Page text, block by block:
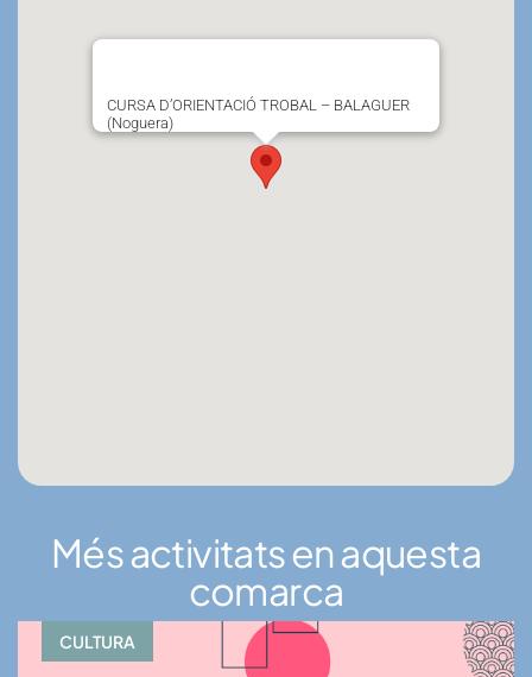
CURSA D’ORIENTACIÓ TROBAL – BALAGUER
(Noguera)
Més activitats en aquesta
comarca
CULTURA